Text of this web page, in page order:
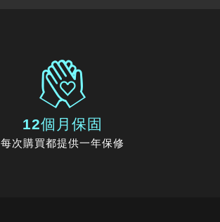
12個月保固
每次購買都提供一年保修